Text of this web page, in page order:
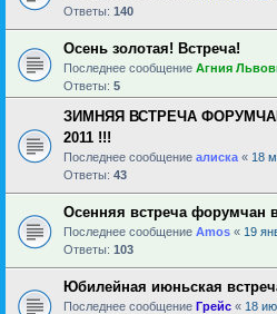
Ответы: 140
Осень золотая! Встреча!
Последнее сообщение Агния
Ответы: 5
ЗИМНЯЯ ВСТРЕЧА
2011 !!!
Последнее сообщение алиска « 18
Ответы: 43
Осенняя встреча форумчан
Последнее сообщение Amos « 19
Ответы: 103
Юбилейная июньская
Последнее сообщение Грейс « 18